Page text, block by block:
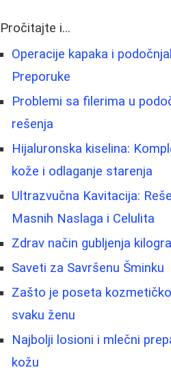
Pročitajte i...
Operacije kapaka i
Preporuke
Problemi sa filerima u
rešenja
Hijaluronska kiselina:
kože i odlaganje starenja
Ultrazvučna Kavitacija:
Masnih Naslaga i Celulita
Zdrav način gubljenja
Saveti za Savršenu Šminku
Zašto je poseta
svaku ženu
Najbolji losioni i mlečni
kožu